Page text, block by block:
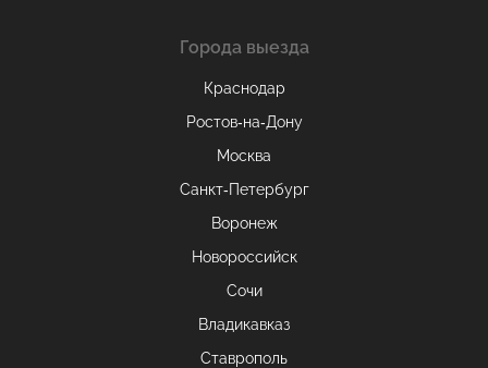
Города выезда
Краснодар
Ростов-на-Дону
Москва
Санкт-Петербург
Воронеж
Новороссийск
Сочи
Владикавказ
Ставрополь